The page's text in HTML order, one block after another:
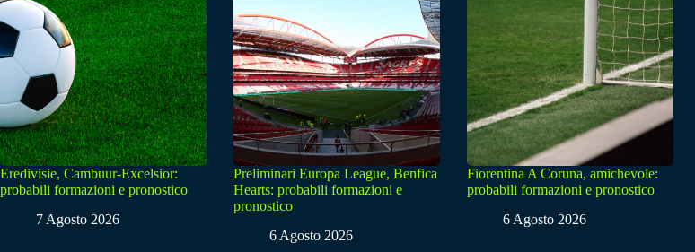
Eredivisie, Cambuur-Excelsior:
probabili formazioni e pronostico
7 Agosto 2026
Preliminari Europa League, Benfica
Hearts: probabili formazioni e
pronostico
6 Agosto 2026
Fiorentina A Coruna, amichevole:
probabili formazioni e pronostico
6 Agosto 2026